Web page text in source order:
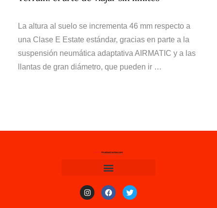
La altura al suelo se incrementa 46 mm respecto a
una Clase E Estate estándar, gracias en parte a la
suspensión neumática adaptativa AIRMATIC y a las
llantas de gran diámetro, que pueden ir …